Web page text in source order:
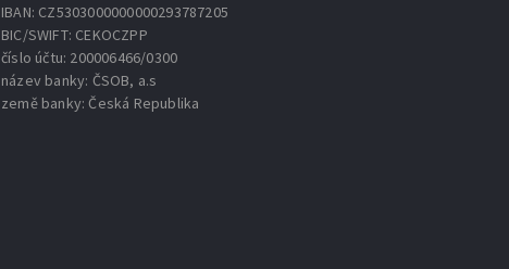
IBAN: CZ5303000000000293787205
BIC/SWIFT: CEKOCZPP
číslo účtu: 200006466/0300
název banky: ČSOB, a.s
země banky: Česká Republika